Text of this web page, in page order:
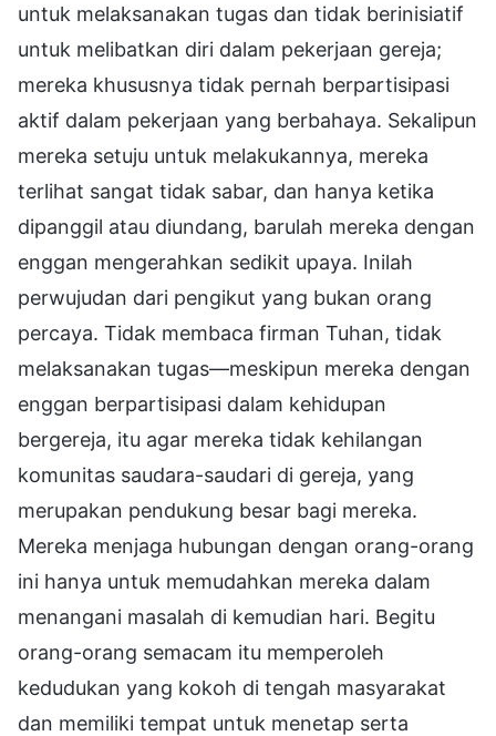
untuk melaksanakan tugas dan tidak berinisiatif
untuk melibatkan diri dalam pekerjaan gereja;
mereka khususnya tidak pernah berpartisipasi
aktif dalam pekerjaan yang berbahaya. Sekalipun
mereka setuju untuk melakukannya, mereka
terlihat sangat tidak sabar, dan hanya ketika
dipanggil atau diundang, barulah mereka dengan
enggan mengerahkan sedikit upaya. Inilah
perwujudan dari pengikut yang bukan orang
percaya. Tidak membaca firman Tuhan, tidak
melaksanakan tugas—meskipun mereka dengan
enggan berpartisipasi dalam kehidupan
bergereja, itu agar mereka tidak kehilangan
komunitas saudara-saudari di gereja, yang
merupakan pendukung besar bagi mereka.
Mereka menjaga hubungan dengan orang-orang
ini hanya untuk memudahkan mereka dalam
menangani masalah di kemudian hari. Begitu
orang-orang semacam itu memperoleh
kedudukan yang kokoh di tengah masyarakat
dan memiliki tempat untuk menetap serta